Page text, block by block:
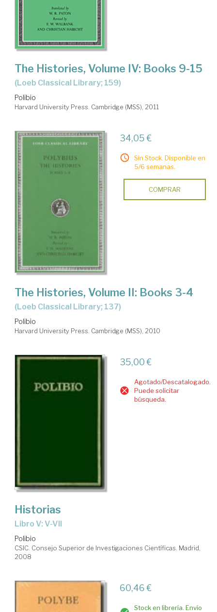
The Histories, Volume IV: Books 9-15
(Loeb Classical Library; 159)
Polibio
Harvard University Press. Cambridge (MSS), 2011
34,05 €
Sin Stock. Disponible en
5/6 semanas.
COMPRAR
The Histories, Volume II: Books 3-4
(Loeb Classical Library; 137)
Polibio
Harvard University Press. Cambridge (MSS), 2010
35,00 €
Agotado/Descatalogado.
Puede solicitar
búsqueda.
Historias
Libro V: V-VII
Polibio
CSIC. Consejo Superior de Investigaciones Científicas. Madrid,
2008
60,46 €
Stock en librería. Envío